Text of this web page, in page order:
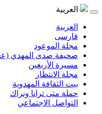
المهدي (عجّل الله فرجه)
المهدوية
ترانا ونراك
الاجتماعي